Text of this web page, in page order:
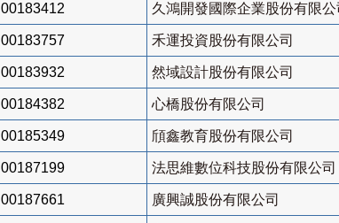
00183412 久鴻開發國際企業股份有限公
00183757 禾運投資股份有限公司
00183932 然域設計股份有限公司
00184382 心橋股份有限公司
00185349 頎鑫教育股份有限公司
00187199 法思維數位科技股份有限公司
00187661 廣興誠股份有限公司